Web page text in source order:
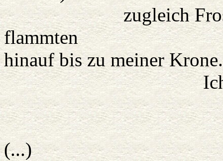
zugleich Frost und
flammten
hinauf bis zu meiner Krone.
Ich war
Ich war
Ich
(...)